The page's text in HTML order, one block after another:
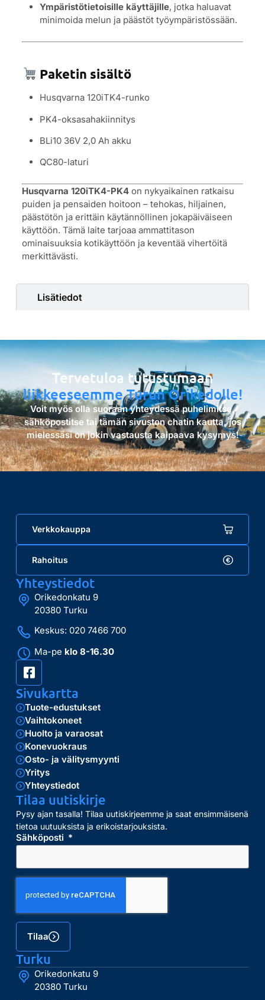
Lisätiedot
Ympäristötietoisille käyttäjille, jotka haluavat
minimoida melun ja päästöt työympäristössään.
Paketin sisältö
Husqvarna 120iTK4-runko
PK4-oksasahakiinnitys
BLi10 36V 2,0 Ah akku
QC80-laturi
Husqvarna 120iTK4-PK4 on nykyaikainen ratkaisu
puiden ja pensaiden hoitoon – tehokas, hiljainen,
päästötön ja erittäin käytännöllinen jokapäiväiseen
käyttöön. Tämä laite tarjoaa ammattitason
ominaisuuksia kotikäyttöön ja keventää vihertöitä
merkittävästi.
Tervetuloa tutustumaan
liikkeeseemme Turun Orikedolle!
Voit myös olla suoraan yhteydessä puhelimitse,
sähköpostitse tai tämän sivuston chatin kautta, jos
mielessäsi on jokin vastausta kaipaava kysymys!
Verkkokauppa
Rahoitus
Yhteystiedot
Orikedonkatu 9
20380 Turku
Keskus: 020 7466 700
Ma-pe klo 8-16.30
Sivukartta
Tuote-edustukset
Vaihtokoneet
Huolto ja varaosat
Konevuokraus
Osto- ja välitysmyynti
Yritys
Yhteystiedot
Tilaa uutiskirje
Pysy ajan tasalla! Tilaa uutiskirjeemme ja saat ensimmäisenä
tietoa uutuuksista ja erikoistarjouksista.
Sähköposti
Tilaa
Turku
Orikedonkatu 9
20380 Turku